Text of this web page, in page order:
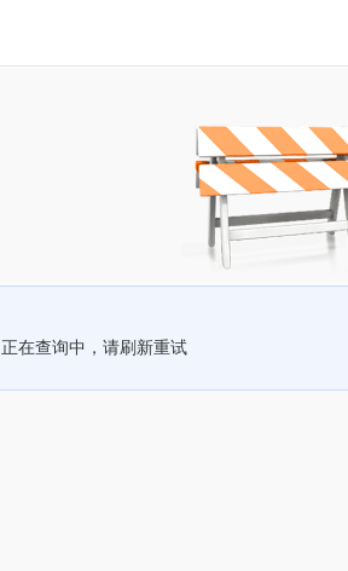
正在查询中，请刷新重试